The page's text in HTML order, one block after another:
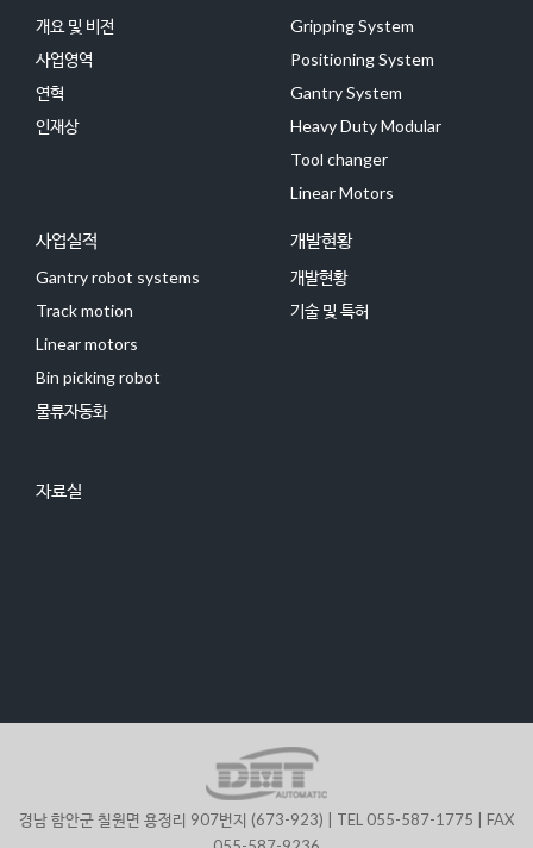
개요 및 비전
사업영역
연혁
인재상
Gripping System
Positioning System
Gantry System
Heavy Duty Modular
Tool changer
Linear Motors
사업실적
Gantry robot systems
Track motion
Linear motors
Bin picking robot
물류자동화
개발현황
개발현황
기술 및 특허
자료실
경남 함안군 칠원면 용정리 907번지 (673-923) | TEL 055-587-1775 | FAX